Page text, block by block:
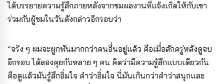
ได้บรรยายความรู้สึกภายหลังจากชมผลงานที่แจ้งเกิดให้กับเขา
ร่วมกับผู้ชมในวันดังกล่าวอีกรอบว่า
“จริง ๆ ผมจะผูกพันมากกว่าคนอื่นอยู่แล้ว คือเมื่อสักครู่หลังดูจบ
อีกรอบ ได้ลองคุยกับหลาย ๆ คน คิดว่ามีความรู้สึกแบบเดียวกัน
คือดูแล้วมันรู้สึกอิ่มใจ คำว่าอิ่มใจ นี่มันเกินกว่าคำว่าสนุกและ